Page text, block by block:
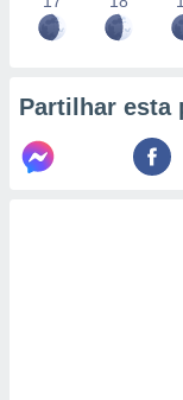
Partilhar esta